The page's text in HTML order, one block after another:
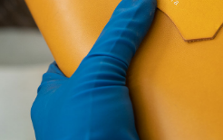
SHOWROOM
CERTIFICAZIONI
SOSTENIBILITÀ